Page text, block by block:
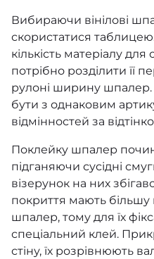
Essens
Ardmore - Jabula
Ardmore
Mooi
Reveries
Botanical
Curio
Вибираючи вінілові
скористатися
кількість матеріалу
потрібно розділити її
рулоні ширину шпалер.
бути з однаковим
відмінностей за
Поклейку шпалер
підганяючи сусідні
візерунок на них
покриття мають більшу
шпалер, тому для їх
спеціальний клей.
стіну, їх розрівнюють